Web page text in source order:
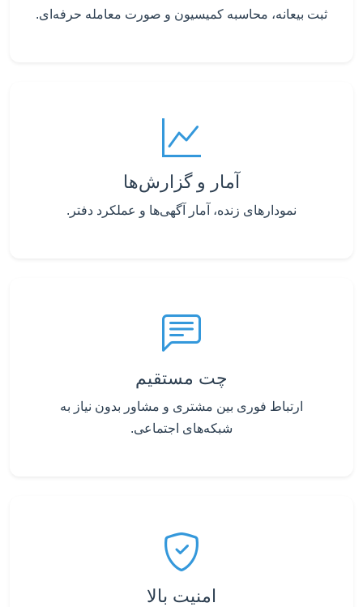
ثبت بیعانه، محاسبه کمیسیون و صورت معامله حرفه‌ای.
آمار و گزارش‌ها
نمودارهای زنده، آمار آگهی‌ها و عملکرد دفتر.
چت مستقیم
ارتباط فوری بین مشتری و مشاور بدون نیاز به
شبکه‌های اجتماعی.
امنیت بالا